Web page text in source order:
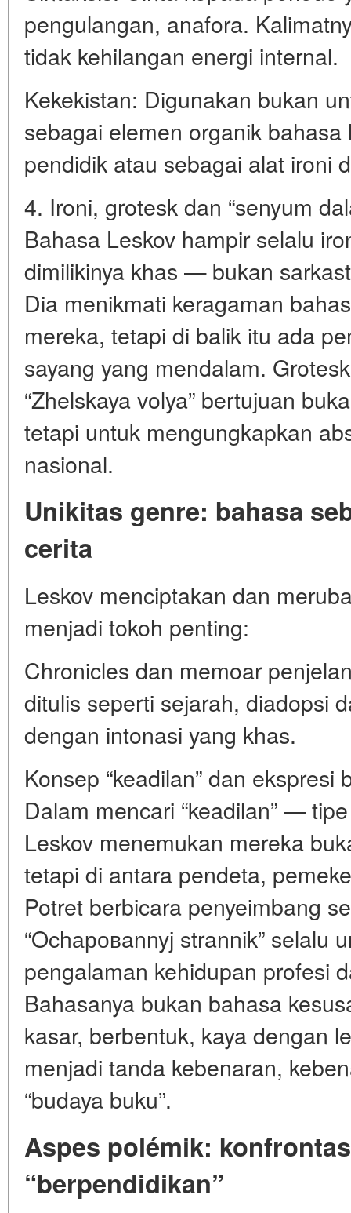
pengulangan, anafora.
tidak kehilangan energi internal.
Kekekistan: Digunakan bukan
sebagai elemen organik
pendidik atau sebagai alat ironi
4. Ironi, grotesk dan “senyum
Bahasa Leskov hampir selalu
dimilikinya khas — bukan
Dia menikmati keragaman
mereka, tetapi di balik itu ada
sayang yang mendalam.
“Zhelskaya volya” bertujuan
tetapi untuk mengungkapkan
nasional.
Unikitas genre: bahasa
cerita
Leskov menciptakan dan
menjadi tokoh penting:
Chronicles dan memoar
ditulis seperti sejarah, diadopsi
dengan intonasi yang khas.
Konsep “keadilan” dan ekspresi
Dalam mencari “keadilan” —
Leskov menemukan mereka
tetapi di antara pendeta,
Potret berbicara penyeimbang
“Ochаровannyj strannik” selalu
pengalaman kehidupan profesi
Bahasanya bukan bahasa
kasar, berbentuk, kaya dengan
menjadi tanda kebenaran,
“budaya buku”.
Aspes polémik:
“berpendidikan”